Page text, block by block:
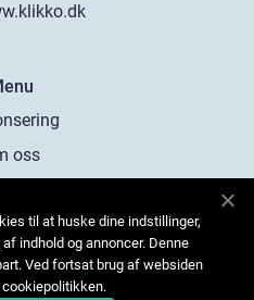
oss
oss
til at huske dine indstillinger,
indhold og annoncer. Denne
Ved fortsat brug af websiden